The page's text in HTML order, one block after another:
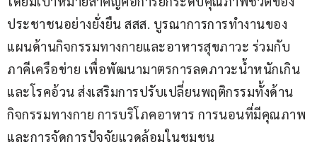
ประชาชนอย่างยั่งยืน สสส. บูรณาการการทำงานของ
แผนด้านกิจกรรมทางกายและอาหารสุขภาวะ ร่วมกับ
ภาคีเครือข่าย เพื่อพัฒนามาตรการลดภาวะน้ำหนักเกิน
และโรคอ้วน ส่งเสริมการปรับเปลี่ยนพฤติกรรมทั้งด้าน
กิจกรรมทางกาย การบริโภคอาหาร การนอนที่มีคุณภาพ
และการจัดการปัจจัยแวดล้อมในชุมชน